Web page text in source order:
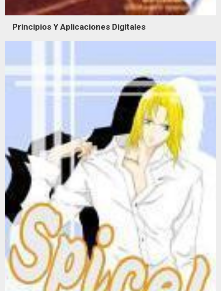
Principios Y Aplicaciones Digitales